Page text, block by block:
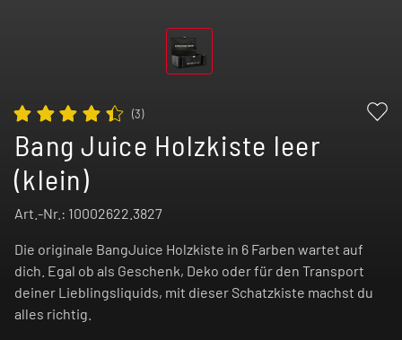
(3)
Bang Juice Holzkiste leer
(klein)
Art.-Nr.: 10002622.3827
Die originale BangJuice Holzkiste in 6 Farben wartet auf
dich. Egal ob als Geschenk, Deko oder für den Transport
deiner Lieblingsliquids, mit dieser Schatzkiste machst du
alles richtig.